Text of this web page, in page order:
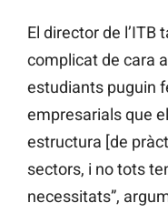
El director de l’ITB
complicat de cara
estudiants puguin
empresarials que
estructura [de
sectors, i no tots
necessitats”,